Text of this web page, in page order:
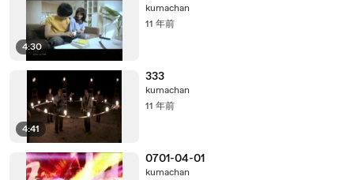
4:30
kumachan
11 年前
4:41
333
kumachan
11 年前
0701-04-01
kumachan